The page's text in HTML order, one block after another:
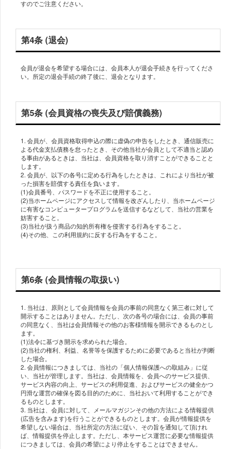
第4条 (退会)
会員が退会を希望する場合には、会員本人が退会手続きを行ってくださ
第5条 (会員資格の喪失及び賠償義務)
1. 会員が、会員資格取得申込の際に虚偽の申告をしたとき、通信販売に
よる代金支払債務を怠ったとき、その他当社が会員として不適当と認め
る事由があるときは、当社は、会員資格を取り消すことができることと
します。
2. 会員が、以下の各号に定める行為をしたときは、これにより当社が被
った損害を賠償する責任を負います。
(1)会員番号、パスワードを不正に使用すること。
(2)当ホームページにアクセスして情報を改ざんしたり、当ホームページ
に有害なコンピュータープログラムを送信するなどして、当社の営業を
妨害すること。
(3)当社が扱う商品の知的所有権を侵害する行為をすること。
(4)その他、この利用規約に反する行為をすること。
第6条 (会員情報の取扱い)
1. 当社は、原則として会員情報を会員の事前の同意なく第三者に対して
開示することはありません。ただし、次の各号の場合には、会員の事前
の同意なく、当社は会員情報その他のお客様情報を開示できるものとし
ます。
(1)法令に基づき開示を求められた場合。
(2)当社の権利、利益、名誉等を保護するために必要であると当社が判断
した場合。
2. 会員情報につきましては、当社の「個人情報保護への取組み」に従
い、当社が管理します。当社は、会員情報を、会員へのサービス提供、
サービス内容の向上、サービスの利用促進、およびサービスの健全かつ
円滑な運営の確保を図る目的のために、当社おいて利用することができ
るものとします。
3. 当社は、会員に対して、メールマガジンその他の方法による情報提供
(広告を含みます)を行うことができるものとします。会員が情報提供を
希望しない場合は、当社所定の方法に従い、その旨を通知して頂けれ
ば、情報提供を停止します。ただし、本サービス運営に必要な情報提供
につきましては、会員の希望により停止をすることはできません。